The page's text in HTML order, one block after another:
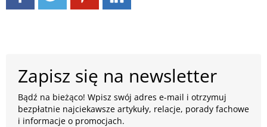
Zapisz się na newsletter
Bądź na bieżąco! Wpisz swój adres e-mail i otrzymuj
bezpłatnie najciekawsze artykuły, relacje, porady fachowe
i informacje o promocjach.